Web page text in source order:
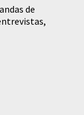
de